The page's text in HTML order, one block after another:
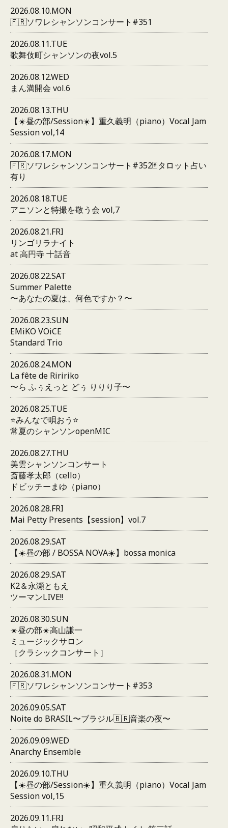
2026.08.10.MON
🇫🇷ソワレシャンソンコンサート#351
2026.08.11.TUE
歌舞伎町シャンソンの夜vol.5
2026.08.12.WED
まん満開会 vol.6
2026.08.13.THU
【☀️昼の部/Session☀️】重久義明（piano）Vocal Jam
Session vol,14
2026.08.17.MON
🇫🇷ソワレシャンソンコンサート#352🃏タロット占い
有り
2026.08.18.TUE
アニソンと特撮を敬う会 vol,7
2026.08.21.FRI
リンゴリラナイト
at 高円寺 十話音
2026.08.22.SAT
Summer Palette
〜あなたの夏は、何色ですか？〜
2026.08.23.SUN
EMiKO VOiCE
Standard Trio
2026.08.24.MON
La fête de Riririko
〜ら ふぅえっと どぅ りりり子〜
2026.08.25.TUE
⭐️みんなで唄おう⭐️
常夏のシャンソンopenMIC
2026.08.27.THU
美雲シャンソンコンサート
斎藤孝太郎（cello）
ドビッチーまゆ（piano）
2026.08.28.FRI
Mai Petty Presents【session】vol.7
2026.08.29.SAT
【☀️昼の部 / BOSSA NOVA☀️】bossa monica
2026.08.29.SAT
K2＆永瀬ともえ
ツーマンLIVE!!
2026.08.30.SUN
☀️昼の部☀️高山謙一
ミュージックサロン
［クラシックコンサート］
2026.08.31.MON
🇫🇷ソワレシャンソンコンサート#353
2026.09.05.SAT
Noite do BRASIL〜ブラジル🇧🇷音楽の夜〜
2026.09.09.WED
Anarchy Ensemble
2026.09.10.THU
【☀️昼の部/Session☀️】重久義明（piano）Vocal Jam
Session vol,15
2026.09.11.FRI